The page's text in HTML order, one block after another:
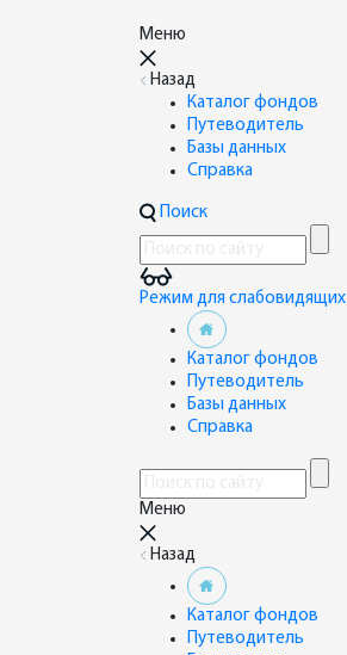
Меню
Назад
Каталог фондов
Путеводитель
Базы данных
Справка
Поиск
Режим для слабовидящих
Каталог фондов
Путеводитель
Базы данных
Справка
Меню
Назад
Каталог фондов
Путеводитель